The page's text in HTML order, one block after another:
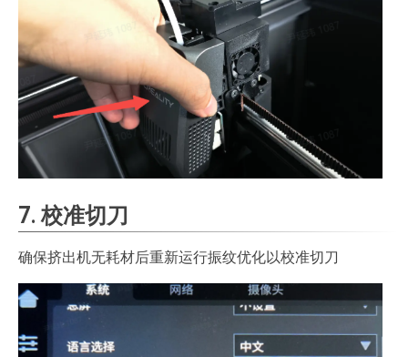
7. 校准切刀
确保挤出机无耗材后重新运行振纹优化以校准切刀